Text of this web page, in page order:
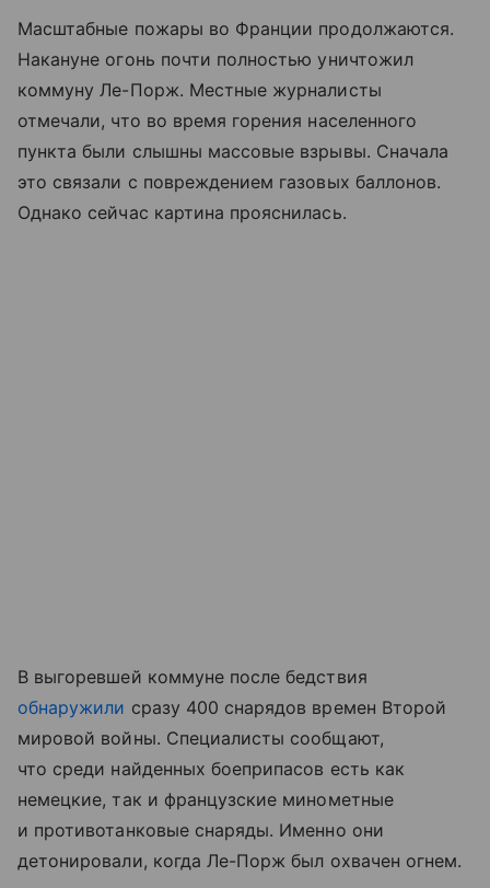
Масштабные пожары во Франции продолжаются.
Накануне огонь почти полностью уничтожил
коммуну Ле-Порж. Местные журналисты
отмечали, что во время горения населенного
пункта были слышны массовые взрывы. Сначала
это связали с повреждением газовых баллонов.
Однако сейчас картина прояснилась.
В выгоревшей коммуне после бедствия
обнаружили сразу 400 снарядов времен Второй
мировой войны. Специалисты сообщают,
что среди найденных боеприпасов есть как
немецкие, так и французские минометные
и противотанковые снаряды. Именно они
детонировали, когда Ле-Порж был охвачен огнем.